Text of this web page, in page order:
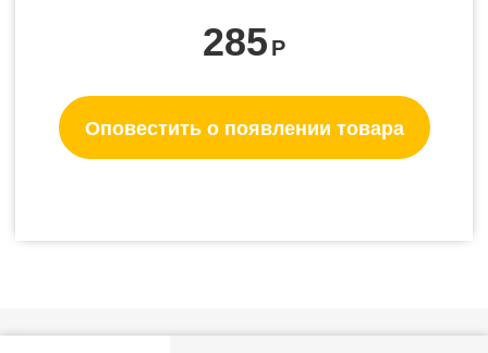
285 Р
Оповестить о появлении товара